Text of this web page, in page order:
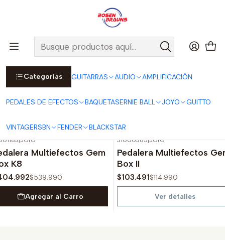
Categorías GUITARRAS AUDIO AMPLIFICACIÓN
PEDALES DE EFECTOS BAQUETASERNIE BALL JOYO GUITTO
VINTAGERSBN FENDER BLACKSTAR
Por compras sobre $25.000 en Santiago urbano, Colina o
Padre Hurtado, incluimos el despacho!
Ver Detalles
Inicio JOYO PEDALES MULTIEFECTOS
MULTIEFECTOS
Filtros
-25%OFF
|JOYO
Multiefectos Gem
K8
$539.990
Agregar al Carro
-10%OFF
Agotado
31000385|JOYO
Pedalera Multiefectos
Box II
$103.491$114.990
Ver detalles